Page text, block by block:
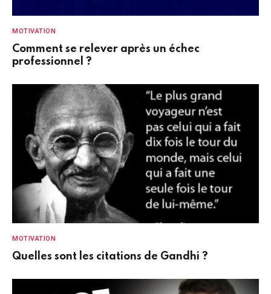
MOTIVATION
Comment se relever après un échec
professionnel ?
MOTIVATION
Quelles sont les citations de Gandhi ?